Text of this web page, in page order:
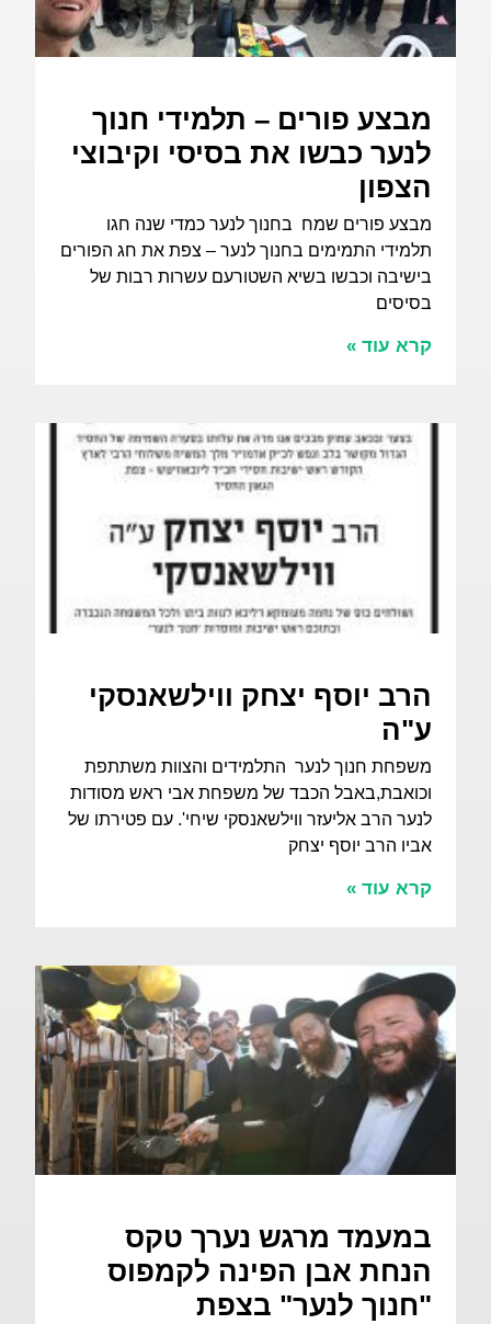
מבצע פורים – תלמידי חנוך
לנער כבשו את בסיסי וקיבוצי
הצפון
מבצע פורים שמח בחנוך לנער כמדי שנה חגו
תלמידי התמימים בחנוך לנער – צפת את חג הפורים
בישיבה וכבשו בשיא השטורעם עשרות רבות של
בסיסים
קרא עוד »
הרב יוסף יצחק ווילשאנסקי
ע"ה
משפחת חנוך לנער התלמידים והצוות משתתפת
וכואבת,באבל הכבד של משפחת אבי ראש מסודות
לנער הרב אליעזר ווילשאנסקי שיחי'. עם פטירתו של
אביו הרב יוסף יצחק
קרא עוד »
במעמד מרגש נערך טקס
הנחת אבן הפינה לקמפוס
"חנוך לנער" בצפת